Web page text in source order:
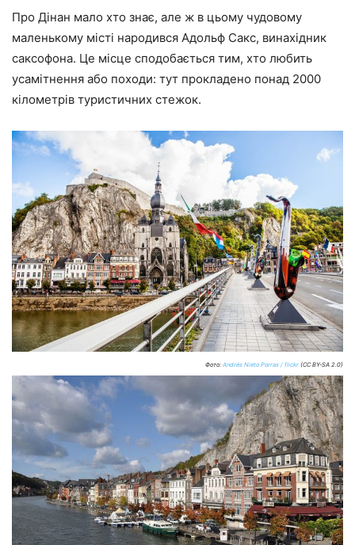
Про Дінан мало хто знає, але ж в цьому чудовому
маленькому місті народився Адольф Сакс, винахідник
саксофона. Це місце сподобається тим, хто любить
усамітнення або походи: тут прокладено понад 2000
кілометрів туристичних стежок.
Фото: Andrés Nieto Porras / flickr (CC BY-SA 2.0)